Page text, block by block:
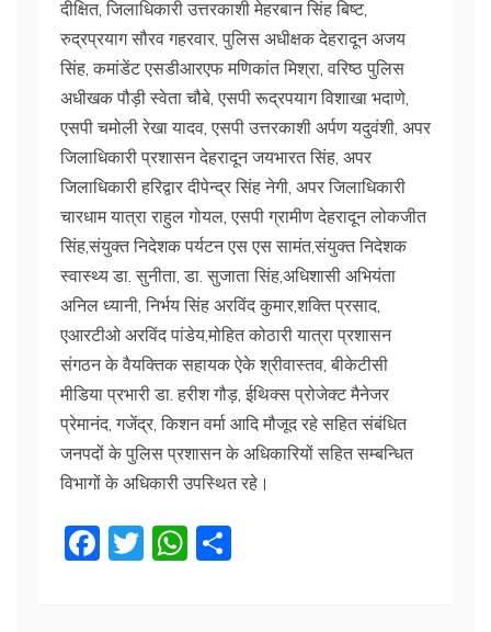
दीक्षित, जिलाधिकारी उत्तरकाशी मेहरबान सिंह बिष्ट,
रुद्रप्रयाग सौरव गहरवार, पुलिस अधीक्षक देहरादून अजय
सिंह, कमांडेंट एसडीआरएफ मणिकांत मिश्रा, वरिष्ठ पुलिस
अधीखक पौड़ी स्वेता चौबे, एसपी रूद्रपयाग विशाखा भदाणे,
एसपी चमोली रेखा यादव, एसपी उत्तरकाशी अर्पण यदुवंशी, अपर
जिलाधिकारी प्रशासन देहरादून जयभारत सिंह, अपर
जिलाधिकारी हरिद्वार दीपेन्द्र सिंह नेगी, अपर जिलाधिकारी
चारधाम यात्रा राहुल गोयल, एसपी ग्रामीण देहरादून लोकजीत
सिंह,संयुक्त निदेशक पर्यटन एस एस सामंत,संयुक्त निदेशक
स्वास्थ्य डा. सुनीता, डा. सुजाता सिंह,अधिशासी अभियंता
अनिल ध्यानी, निर्भय सिंह अरविंद कुमार,शक्ति प्रसाद,
एआरटीओ अरविंद पांडेय,मोहित कोठारी यात्रा प्रशासन
संगठन के वैयक्तिक सहायक ऐके श्रीवास्तव, बीकेटीसी
मीडिया प्रभारी डा. हरीश गौड़, ईथिक्स प्रोजेक्ट मैनेजर
प्रेमानंद, गजेंद्र, किशन वर्मा आदि मौजूद रहे सहित संबंधित
जनपदों के पुलिस प्रशासन के अधिकारियों सहित सम्बन्धित
विभागों के अधिकारी उपस्थित रहे।
F
T
W